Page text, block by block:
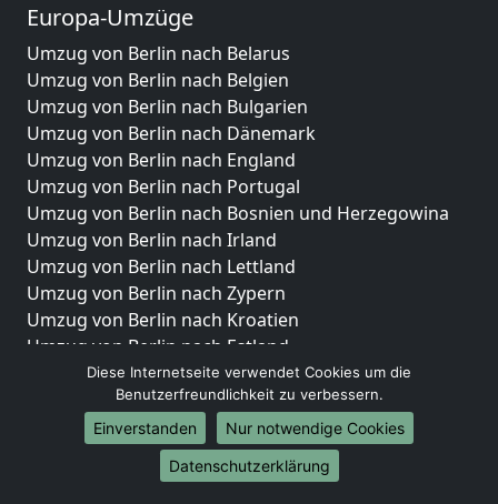
Europa-Umzüge
Umzug von Berlin nach Belarus
Umzug von Berlin nach Belgien
Umzug von Berlin nach Bulgarien
Umzug von Berlin nach Dänemark
Umzug von Berlin nach England
Umzug von Berlin nach Portugal
Umzug von Berlin nach Bosnien und Herzegowina
Umzug von Berlin nach Irland
Umzug von Berlin nach Lettland
Umzug von Berlin nach Zypern
Umzug von Berlin nach Kroatien
Umzug von Berlin nach Estland
Umzug von Berlin nach Finnland
Umzug von Berlin nach Frankreich
Umzug von Berlin nach Griechenland
Umzug von Berlin nach Italien
Umzug von Berlin nach Liechtenstein
Diese Internetseite verwendet Cookies um die
Benutzerfreundlichkeit zu verbessern.
Einverstanden
Nur notwendige Cookies
Datenschutzerklärung